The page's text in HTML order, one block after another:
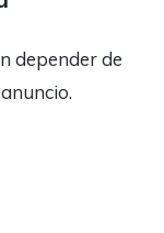
depender de